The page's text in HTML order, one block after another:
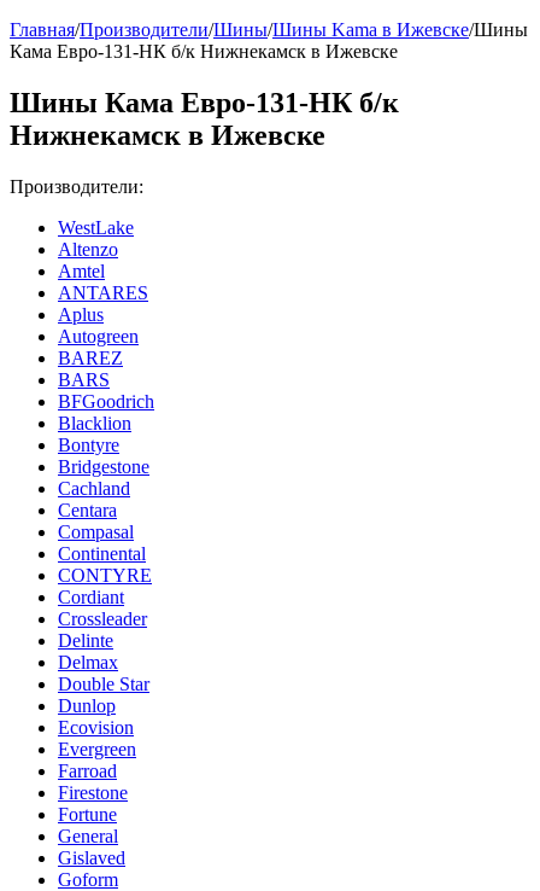
Главная/Производители/Шины/Шины Kama в Ижевске/Шины
Кама Евро-131-НК б/к Нижнекамск в Ижевске
Шины Кама Евро-131-НК б/к
Нижнекамск в Ижевске
Производители:
WestLake
Altenzo
Amtel
ANTARES
Aplus
Autogreen
BAREZ
BARS
BFGoodrich
Blacklion
Bontyre
Bridgestone
Cachland
Centara
Compasal
Continental
CONTYRE
Cordiant
Crossleader
Delinte
Delmax
Double Star
Dunlop
Ecovision
Evergreen
Farroad
Firestone
Fortune
General
Gislaved
Goform